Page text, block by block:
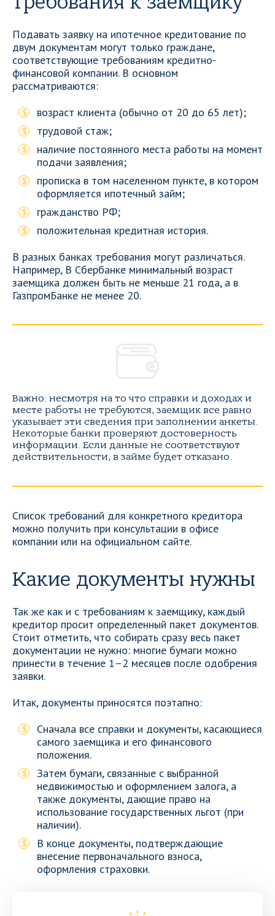
Подавать заявку на ипотечное кредитование по
двум документам могут только граждане,
соответствующие требованиям кредитно-
финансовой компании. В основном
рассматриваются:
возраст клиента (обычно от 20 до 65 лет);
трудовой стаж;
наличие постоянного места работы на момент
подачи заявления;
прописка в том населенном пункте, в котором
оформляется ипотечный займ;
гражданство РФ;
положительная кредитная история.
В разных банках требования могут различаться.
Например, В Сбербанке минимальный возраст
заемщика должен быть не меньше 21 года, а в
ГазпромБанке не менее 20.
Важно: несмотря на то что справки и доходах и
месте работы не требуются, заемщик все равно
указывает эти сведения при заполнении анкеты.
Некоторые банки проверяют достоверность
информации. Если данные не соответствуют
действительности, в займе будет отказано.
Список требований для конкретного кредитора
можно получить при консультации в офисе
компании или на официальном сайте.
Какие документы нужны
Так же как и с требованиям к заемщику, каждый
кредитор просит определенный пакет документов.
Стоит отметить, что собирать сразу весь пакет
документации не нужно: многие бумаги можно
принести в течение 1–2 месяцев после одобрения
заявки.
Итак, документы приносятся поэтапно:
Сначала все справки и документы, касающиеся
самого заемщика и его финансового
положения.
Затем бумаги, связанные с выбранной
недвижимостью и оформлением залога, а
также документы, дающие право на
использование государственных льгот (при
наличии).
В конце документы, подтверждающие
внесение первоначального взноса,
оформления страховки.